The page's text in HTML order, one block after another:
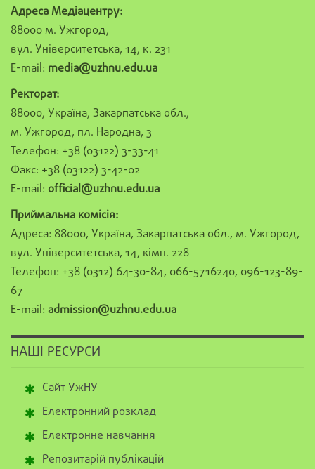
Адреса Медіацентру:
88000 м. Ужгород,
вул. Університетська, 14, к. 231
E-mail: media@uzhnu.edu.ua
Ректорат:
88000, Україна, Закарпатська обл.,
м. Ужгород, пл. Народна, 3
Телефон: +38 (03122) 3-33-41
Факс: +38 (03122) 3-42-02
E-mail: official@uzhnu.edu.ua
Приймальна комісія:
Адреса: 88000, Україна, Закарпатська обл., м. Ужгород,
вул. Університетська, 14, кімн. 228
Телефон: +38 (0312) 64-30-84, 066-5716240, 096-123-89-
67
E-mail: admission@uzhnu.edu.ua
НАШІ РЕСУРСИ
Сайт УжНУ
Електронний розклад
Електронне навчання
Репозитарій публікацій